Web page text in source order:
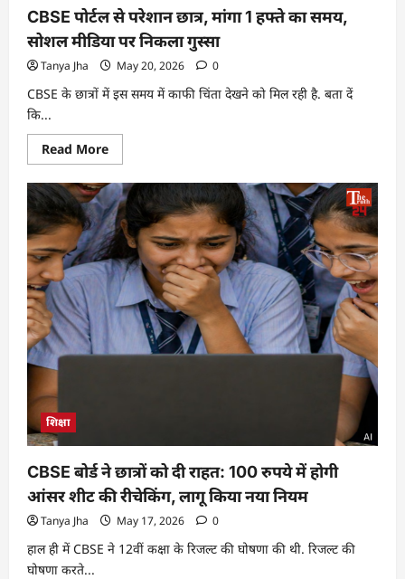
CBSE पोर्टल से परेशान छात्र, मांगा 1 हफ्ते का समय,
सोशल मीडिया पर निकला गुस्सा
Tanya Jha May 20, 2026 0
CBSE के छात्रों में इस समय में काफी चिंता देखने को मिल रही है. बता दें
कि...
Read More
शिक्षा
CBSE बोर्ड ने छात्रों को दी राहत: 100 रुपये में होगी
आंसर शीट की रीचेकिंग, लागू किया नया नियम
Tanya Jha May 17, 2026 0
हाल ही में CBSE ने 12वीं कक्षा के रिजल्ट की घोषणा की थी. रिजल्ट की
घोषणा करते...